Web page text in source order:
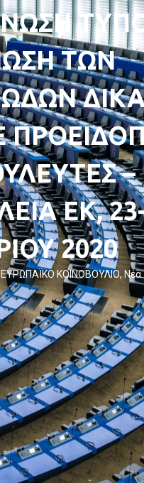
ΤΩΝ
–
ΕΚ,
2020
ΕΥΡΩΠΑΪΚΟ ΚΟΙΝΟΒΟΥΛΙΟ, Νέα